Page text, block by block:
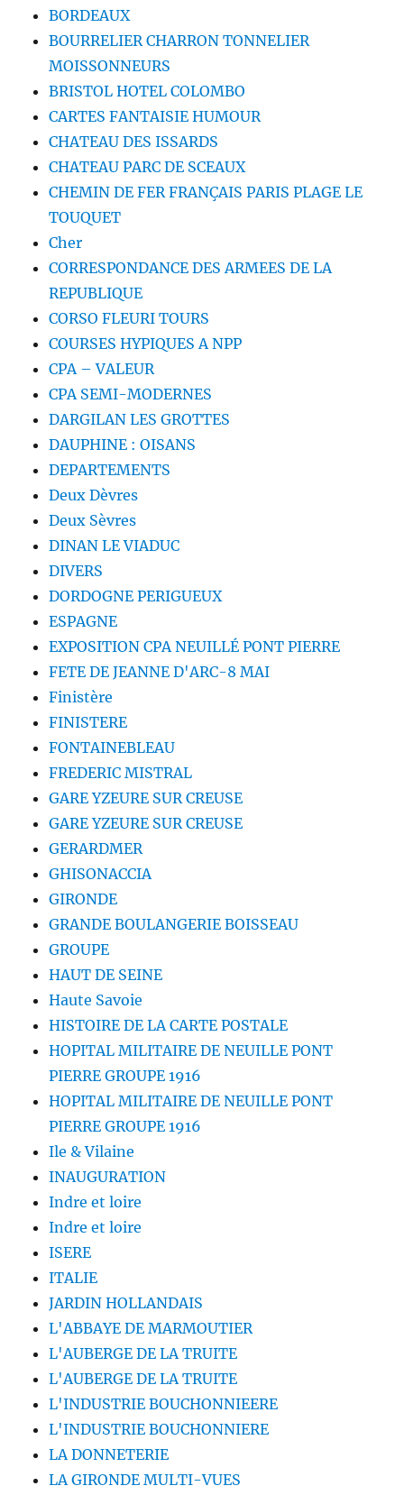
BORDEAUX
BOURRELIER CHARRON TONNELIER
MOISSONNEURS
BRISTOL HOTEL COLOMBO
CARTES FANTAISIE HUMOUR
CHATEAU DES ISSARDS
CHATEAU PARC DE SCEAUX
CHEMIN DE FER FRANÇAIS PARIS PLAGE LE
TOUQUET
Cher
CORRESPONDANCE DES ARMEES DE LA
REPUBLIQUE
CORSO FLEURI TOURS
COURSES HYPIQUES A NPP
CPA – VALEUR
CPA SEMI-MODERNES
DARGILAN LES GROTTES
DAUPHINE : OISANS
DEPARTEMENTS
Deux Dèvres
Deux Sèvres
DINAN LE VIADUC
DIVERS
DORDOGNE PERIGUEUX
ESPAGNE
EXPOSITION CPA NEUILLÉ PONT PIERRE
FETE DE JEANNE D'ARC-8 MAI
Finistère
FINISTERE
FONTAINEBLEAU
FREDERIC MISTRAL
GARE YZEURE SUR CREUSE
GARE YZEURE SUR CREUSE
GERARDMER
GHISONACCIA
GIRONDE
GRANDE BOULANGERIE BOISSEAU
GROUPE
HAUT DE SEINE
Haute Savoie
HISTOIRE DE LA CARTE POSTALE
HOPITAL MILITAIRE DE NEUILLE PONT
PIERRE GROUPE 1916
HOPITAL MILITAIRE DE NEUILLE PONT
PIERRE GROUPE 1916
Ile & Vilaine
INAUGURATION
Indre et loire
Indre et loire
ISERE
ITALIE
JARDIN HOLLANDAIS
L'ABBAYE DE MARMOUTIER
L'AUBERGE DE LA TRUITE
L'AUBERGE DE LA TRUITE
L'INDUSTRIE BOUCHONNIEERE
L'INDUSTRIE BOUCHONNIERE
LA DONNETERIE
LA GIRONDE MULTI-VUES